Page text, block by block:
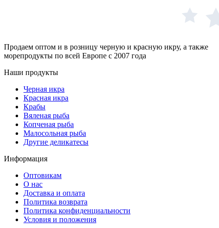
Продаем оптом и в розницу черную и красную икру, а также
морепродукты по всей Европе с 2007 года
Наши продукты
Черная икра
Красная икра
Крабы
Вяленая рыба
Копченая рыба
Малосольная рыба
Другие деликатесы
Информация
Оптовикам
О нас
Доставка и оплата
Политика возврата
Политика конфиденциальности
Условия и положения